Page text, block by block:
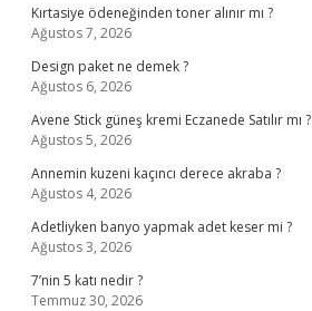
Kırtasiye ödeneğinden toner alınır mı ?
Ağustos 7, 2026
Design paket ne demek ?
Ağustos 6, 2026
Avene Stick güneş kremi Eczanede Satılır mı ?
Ağustos 5, 2026
Annemin kuzeni kaçıncı derece akraba ?
Ağustos 4, 2026
Adetliyken banyo yapmak adet keser mi ?
Ağustos 3, 2026
7’nin 5 katı nedir ?
Temmuz 30, 2026